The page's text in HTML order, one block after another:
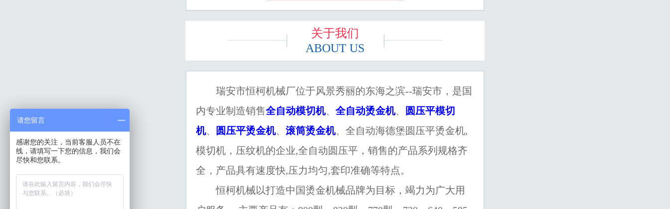
关于我们
ABOUT US
瑞安市恒柯机械厂位于风景秀丽的东海之滨--瑞安市，是国
内专业制造销售全自动模切机、全自动烫金机、
圆压平模切
机、 圆压平烫金机、滚筒烫金机、全自动海德堡圆压平烫金机,
模切机，压纹机的企业,全自动圆压平，销售的产品系列规格齐
全，产品具有速度快,压力均匀,套印准确等特点。
恒柯机械以打造中国烫金机械品牌为目标，竭力为广大用
请您留言
感谢您的关注，当前客服人员不在
线，请填写一下您的信息，我们会
尽快和您联系。